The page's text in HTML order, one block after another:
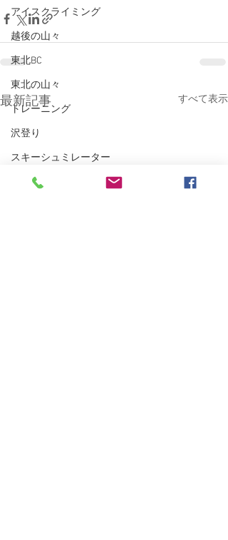
アイスクライミング
越後の山々
東北BC
東北の山々
トレーニング
沢登り
スキーシュミレーター
最新記事 すべて表示